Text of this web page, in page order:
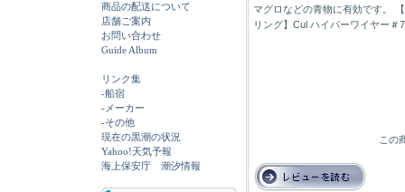
商品の配送について
店舗ご案内
お問い合わせ
Guide Album
リンク集
-船宿
-メーカー
-その他
現在の黒潮の状況
Yahoo!天気予報
海上保安庁 潮汐情報
マグロなどの青物に有効です。
リング】Cul ハイパーワイヤー＃
この